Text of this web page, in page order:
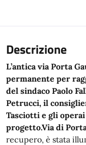
Descrizione
L’antica via Porta
permanente per
del sindaco Paolo
Petrucci, il
Tasciotti e gli
progetto.Via di
recupero, è stata